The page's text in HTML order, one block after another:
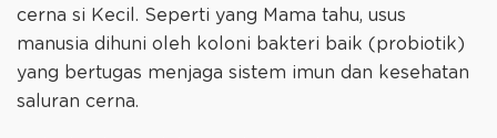
cerna si Kecil. Seperti yang Mama tahu, usus
manusia dihuni oleh koloni bakteri baik (probiotik)
yang bertugas menjaga sistem imun dan kesehatan
saluran cerna.